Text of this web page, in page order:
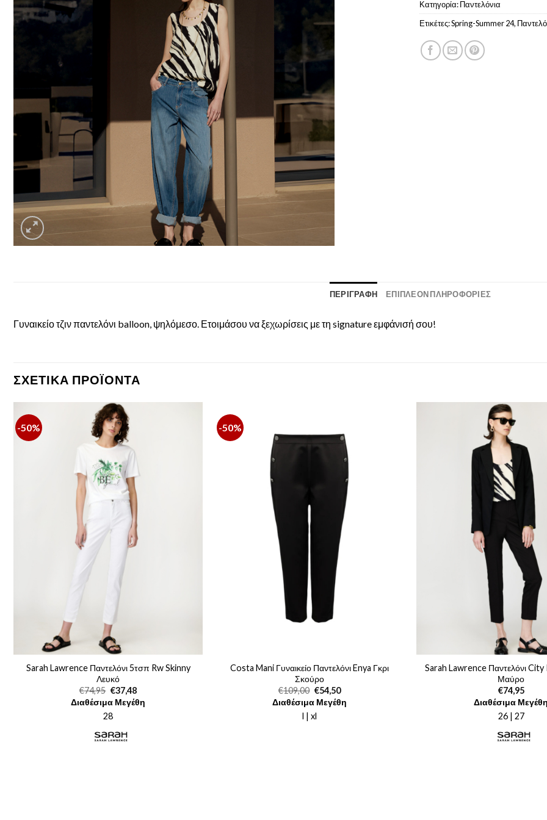
Κατηγορία:Παντελόνια
Ετικέτες:Spring-Summer 24,
ΠΕΡΙΓΡΑΦΉ ΕΠΙΠΛΈΟΝ ΠΛΗΡΟΦΟΡΊΕΣ
Γυναικείο τζιν παντελόνι balloon, ψηλόμεσο. Ετοιμάσου να ξεχωρίσεις με τη signature εμφάνισή σου!
ΣΧΕΤΙΚΆ ΠΡΟΪΌΝΤΑ
-50%
Sarah Lawrence Παντελόνι 5τσπ Rw Skinny
Λευκό
€74,95 Original
price
was:
€74,95.
€37,48Η
τρέχουσα
τιμή
Διαθέσιμα Μεγέθη
28
-50%
Costa Mani Γυναικείο Παντελόνι Enya Γκρι
Σκούρο
€109,00 Original
price
was:
€109,00.
€54,50Η
τρέχουσα
τιμή
Διαθέσιμα Μεγέθη
l | xl
Sarah Lawrence Παντελόνι
Μαύρο
€74,95
Διαθέσιμα
26 | 27